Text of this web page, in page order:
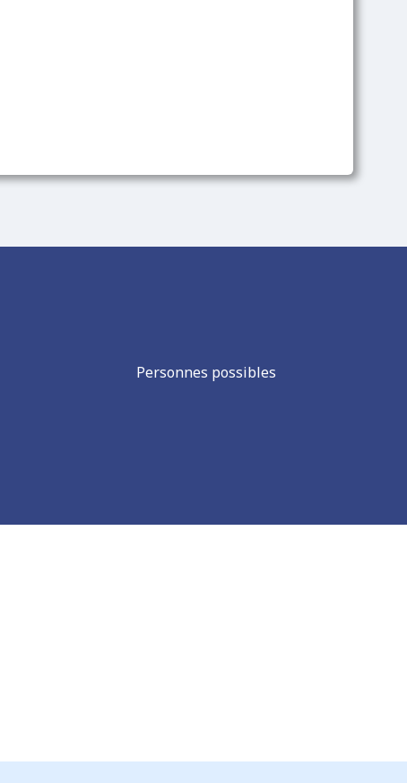
Personnes possibles